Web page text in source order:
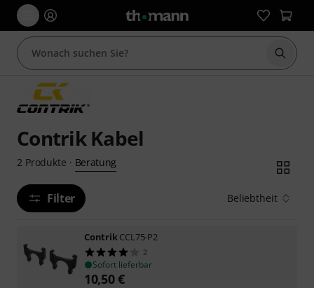
Suche
Contrik Kabel
2 Produkte · Beratung
Filter Beliebtheit
ContrikCCL75-P2
2
Sofort lieferbar
10,50€